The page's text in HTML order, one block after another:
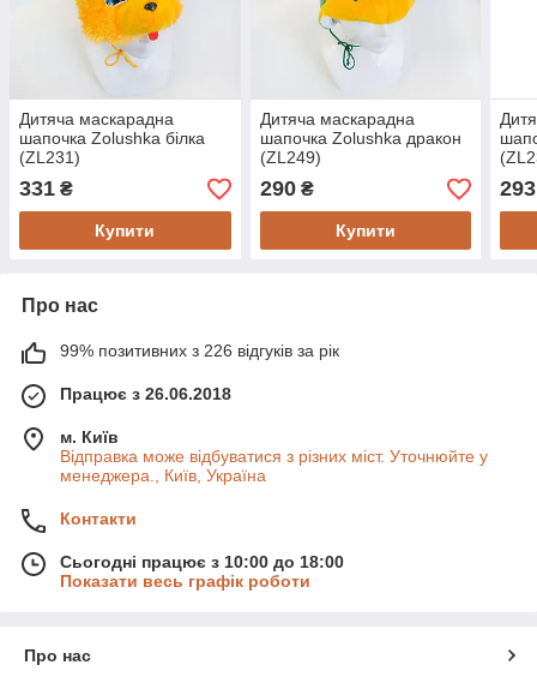
Дитяча маскарадна
шапочка Zolushka білка
(ZL231)
331 ₴
Купити
Дитяча маскарадна
шапочка Zolushka дракон
(ZL249)
290₴
Купити
293
Про нас
99% позитивних з 226 відгуків за рік
Працює з 26.06.2018
м. Київ
Відправка може відбуватися з різних міст. Уточнюйте у
менеджера., Київ, Україна
Контакти
Сьогодні працює з 10:00 до 18:00
Показати весь графік роботи
Про нас